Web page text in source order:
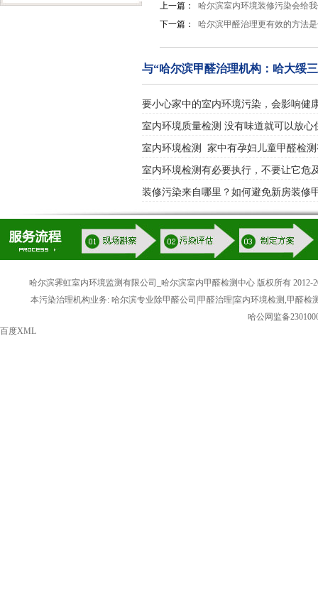
上一篇：
哈尔滨室内环境装修污染会给
下一篇：
哈尔滨甲醛治理更有效的方法
与“哈尔滨甲醛治理机构：哈大绥
要小心家中的室内环境污染，会影响健
室内环境质量检测 没有味道就可以放
室内环境检测 家中有孕妇儿童甲醛检
室内环境检测有必要执行，不要让它危
装修污染来自哪里？如何避免新房装修
哈尔滨霁虹室内环境监测有限公司_哈尔滨室内甲醛检测中心 版权所有 2012-
本污染治理机构业务: 哈尔滨专业除甲醛公司|甲醛治理|室内环境检测,甲醛
哈公网监备
百度XML